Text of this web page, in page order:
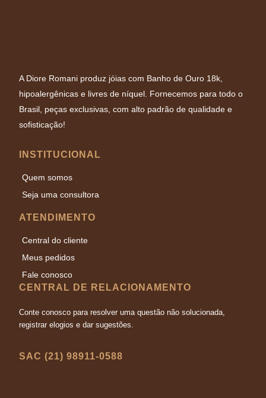
A Diore Romani produz jóias com Banho de Ouro 18k,
hipoalergênicas e livres de níquel. Fornecemos para todo o
Brasil, peças exclusivas, com alto padrão de qualidade e
sofisticação!
INSTITUCIONAL
Quem somos
Seja uma consultora
ATENDIMENTO
Central do cliente
Meus pedidos
Fale conosco
CENTRAL DE RELACIONAMENTO
Conte conosco para resolver uma questão não solucionada,
registrar elogios e dar sugestões.
SAC (21) 98911-0588